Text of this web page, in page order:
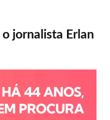
jornalista Erlan